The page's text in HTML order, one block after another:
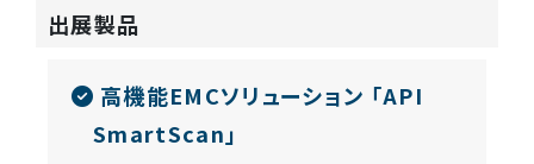
出展製品
高機能EMCソリューション 「API
SmartScan」